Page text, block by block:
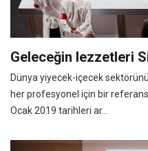
Geleceğin lezzetleri
Dünya yiyecek-içecek
her profesyonel için bir
Ocak 2019 tarihleri ar...